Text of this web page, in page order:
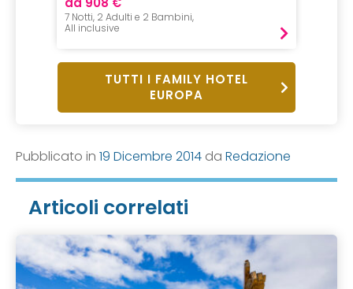
7 Notti, 2 Adulti e 2 Bambini,
All inclusive
TUTTI I FAMILY HOTEL
EUROPA
Pubblicato in 19 Dicembre 2014 da Redazione
Articoli correlati